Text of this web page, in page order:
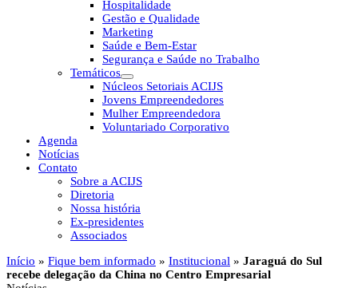
Hospitalidade
Gestão e Qualidade
Marketing
Saúde e Bem-Estar
Segurança e Saúde no Trabalho
Temáticos
Núcleos Setoriais ACIJS
Jovens Empreendedores
Mulher Empreendedora
Voluntariado Corporativo
Agenda
Notícias
Contato
Sobre a ACIJS
Diretoria
Nossa história
Ex-presidentes
Associados
Início » Fique bem informado » Institucional » Jaraguá do Sul
recebe delegação da China no Centro Empresarial